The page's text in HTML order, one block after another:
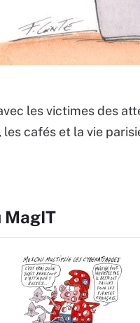
les victimes des
les cafés et la vie
MagIT